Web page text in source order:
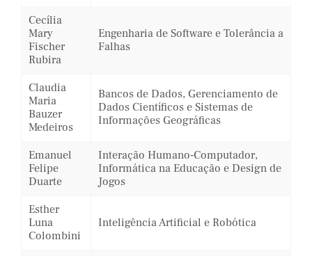
Cecília
Mary
Fischer
Rubira
Engenharia de Software e Tolerância a
Falhas
Claudia
Maria
Bauzer
Medeiros
Bancos de Dados, Gerenciamento de
Dados Científicos e Sistemas de
Informações Geográficas
Emanuel
Felipe
Duarte
Interação Humano-Computador,
Informática na Educação e Design de
Jogos
Esther
Luna
Colombini
Inteligência Artificial e Robótica